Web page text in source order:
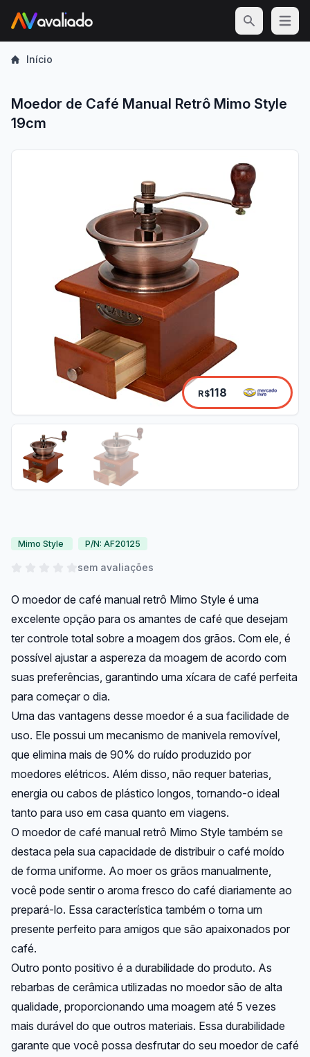
Open
Início
Moedor de Café Manual Retrô Mimo Style
19cm
R$118
Mimo Style P/N: AF20125
sem avaliações
O moedor de café manual retrô Mimo Style é uma
excelente opção para os amantes de café que desejam
ter controle total sobre a moagem dos grãos. Com ele, é
possível ajustar a aspereza da moagem de acordo com
suas preferências, garantindo uma xícara de café perfeita
para começar o dia.
Uma das vantagens desse moedor é a sua facilidade de
uso. Ele possui um mecanismo de manivela removível,
que elimina mais de 90% do ruído produzido por
moedores elétricos. Além disso, não requer baterias,
energia ou cabos de plástico longos, tornando-o ideal
tanto para uso em casa quanto em viagens.
O moedor de café manual retrô Mimo Style também se
destaca pela sua capacidade de distribuir o café moído
de forma uniforme. Ao moer os grãos manualmente,
você pode sentir o aroma fresco do café diariamente ao
prepará-lo. Essa característica também o torna um
presente perfeito para amigos que são apaixonados por
café.
Outro ponto positivo é a durabilidade do produto. As
rebarbas de cerâmica utilizadas no moedor são de alta
qualidade, proporcionando uma moagem até 5 vezes
mais durável do que outros materiais. Essa durabilidade
garante que você possa desfrutar do seu moedor de café